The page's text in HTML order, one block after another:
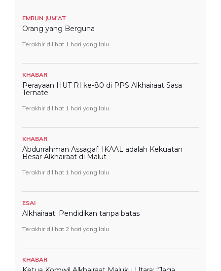
EMBUN JUM'AT
Orang yang Berguna
Terakhir dilihat 1 hari yang lalu
KHABAR
Perayaan HUT RI ke-80 di PPS Alkhairaat Sasa
Ternate
Terakhir dilihat 1 hari yang lalu
KHABAR
Abdurrahman Assagaf: IKAAL adalah Kekuatan
Besar Alkhairaat di Malut
Terakhir dilihat 1 hari yang lalu
ESAI
Alkhairaat: Pendidikan tanpa batas
Terakhir dilihat 2 hari yang lalu
KHABAR